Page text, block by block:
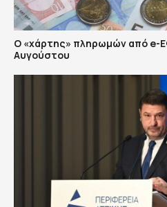
Ο «χάρτης» πληρωμών από e-
Αυγούστου